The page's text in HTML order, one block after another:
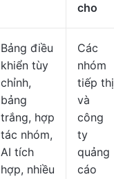
cho
Bảng điều
khiển tùy
chỉnh,
bảng
trắng, hợp
tác nhóm,
AI tích
hợp, nhiều
Các
nhóm
tiếp thị
và
công
ty
quảng
cáo